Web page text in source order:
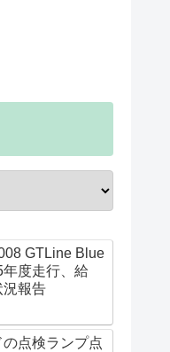
GTLine Blue
年度走行、給
況報告
の点検ランプ点